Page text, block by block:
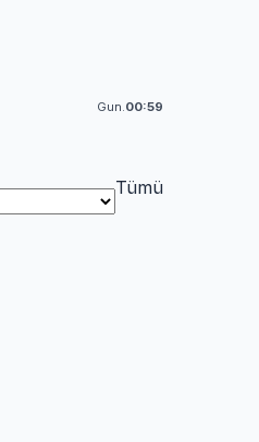
Gun.00:59
Tümü